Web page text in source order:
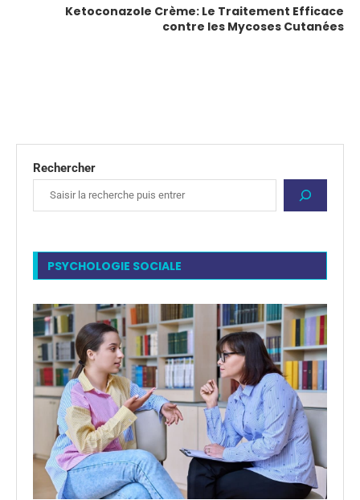
Ketoconazole Crème: Le Traitement Efficace
contre les Mycoses Cutanées
Rechercher
PSYCHOLOGIE SOCIALE